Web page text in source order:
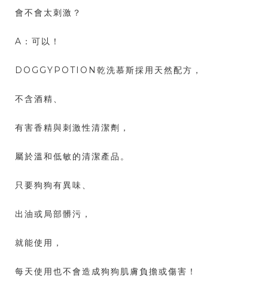
會不會太刺激？
A：可以！
DOGGYPOTION乾洗慕斯採用天然配方，
不含酒精、
有害香精與刺激性清潔劑，
屬於溫和低敏的清潔產品。
只要狗狗有異味、
出油或局部髒污，
就能使用，
每天使用也不會造成狗狗肌膚負擔或傷害！